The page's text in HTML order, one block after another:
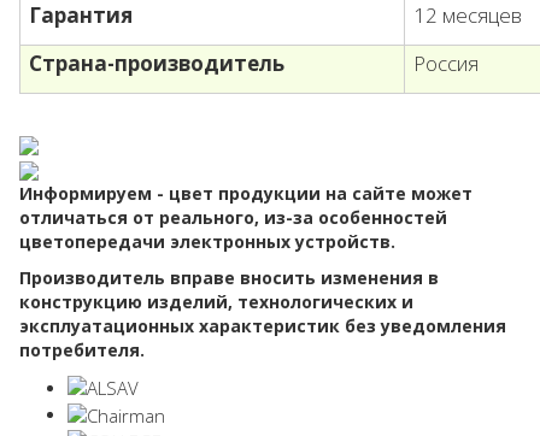
Гарантия
12 месяцев
Страна-производитель
Россия
Информируем - цвет продукции на сайте может
отличаться от реального, из-за особенностей
цветопередачи электронных устройств.
Производитель вправе вносить изменения в
конструкцию изделий, технологических и
эксплуатационных характеристик без уведомления
потребителя.